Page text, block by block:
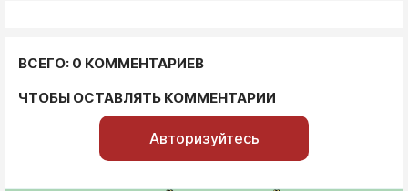
ВСЕГО: 0 КОММЕНТАРИЕВ
ЧТОБЫ ОСТАВЛЯТЬ КОММЕНТАРИИ
Авторизуйтесь